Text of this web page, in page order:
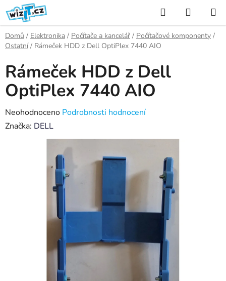
Přejít
na
obsah
Hledat
KOŠÍK
Domů / Elektronika / Počítače a kancelář / Počítačové komponenty /
Ostatní / Rámeček HDD z Dell OptiPlex 7440 AIO
Rámeček HDD z Dell
OptiPlex 7440 AIO
Průměrné
hodnocení
Neohodnoceno Podrobnosti hodnocení
Značka: DELL